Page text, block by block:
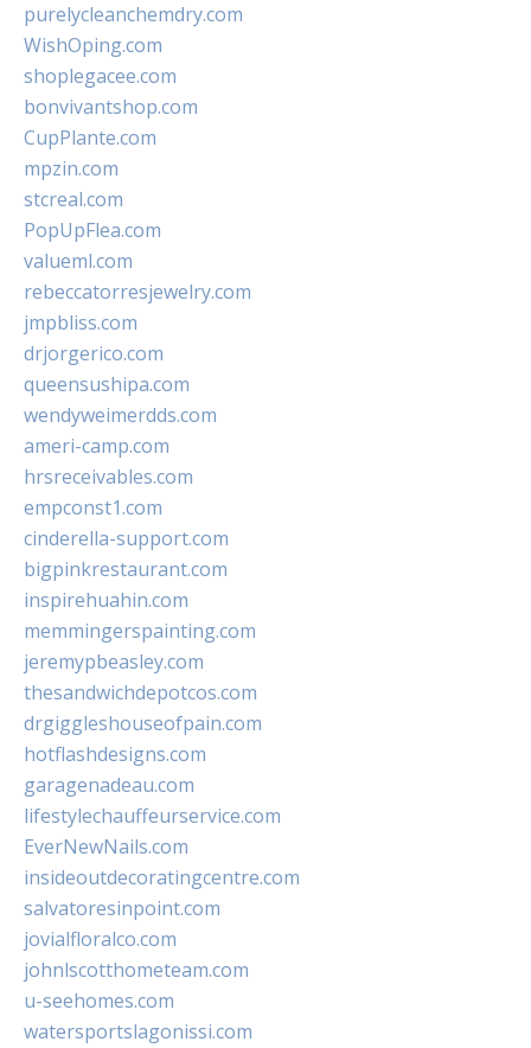
purelycleanchemdry.com
WishOping.com
shoplegacee.com
bonvivantshop.com
CupPlante.com
mpzin.com
stcreal.com
PopUpFlea.com
valueml.com
rebeccatorresjewelry.com
jmpbliss.com
drjorgerico.com
queensushipa.com
wendyweimerdds.com
ameri-camp.com
hrsreceivables.com
empconst1.com
cinderella-support.com
bigpinkrestaurant.com
inspirehuahin.com
memmingerspainting.com
jeremypbeasley.com
thesandwichdepotcos.com
drgiggleshouseofpain.com
hotflashdesigns.com
garagenadeau.com
lifestylechauffeurservice.com
EverNewNails.com
insideoutdecoratingcentre.com
salvatoresinpoint.com
jovialfloralco.com
johnlscotthometeam.com
u-seehomes.com
watersportslagonissi.com